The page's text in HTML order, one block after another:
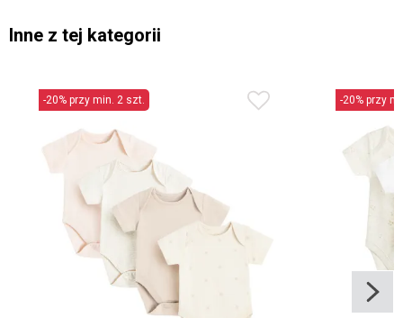
Inne z tej kategorii
-20% przy min. 2 szt. -20% przy